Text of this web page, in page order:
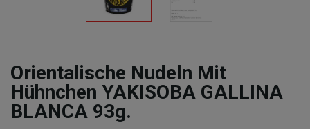
Orientalische Nudeln Mit
Hühnchen YAKISOBA GALLINA
BLANCA 93g.